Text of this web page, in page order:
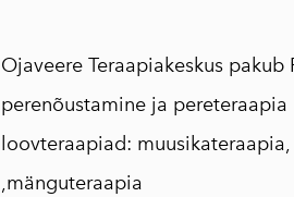
Ojaveere Teraapiakeskus
perenõustamine ja pereteraapia
loovteraapiad:
,mänguteraapia